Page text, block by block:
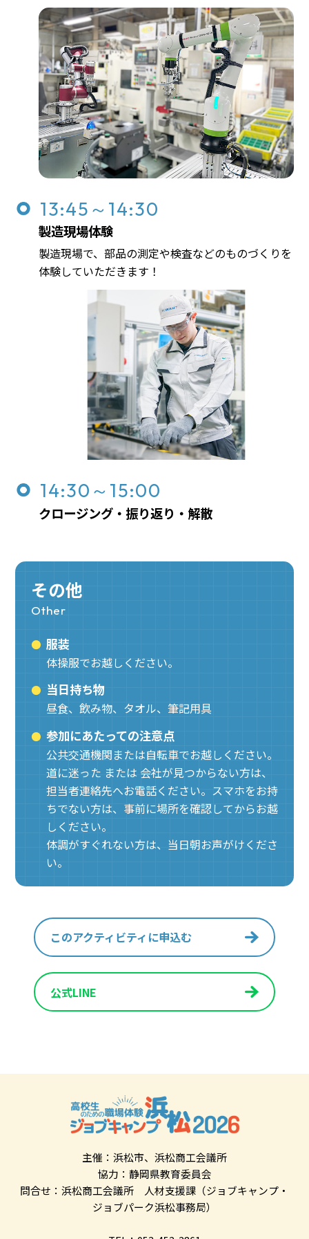
13:45～14:30
製造現場体験
製造現場で、部品の測定や検査などのものづくりを
体験していただきます！
14:30～15:00
クロージング・振り返り・解散
その他
Other
服装
体操服でお越しください。
当日持ち物
昼食、飲み物、タオル、筆記用具
参加にあたっての注意点
公共交通機関または自転車でお越しください。
道に迷った または 会社が見つからない方は、
担当者連絡先へお電話ください。スマホをお持
ちでない方は、事前に場所を確認してからお越
しください。
体調がすぐれない方は、当日朝お声がけくださ
い。
このアクティビティに申込む
公式LINE
主催：浜松市、浜松商工会議所
協力：静岡県教育委員会
問合せ：浜松商工会議所 人材支援課（ジョブキャンプ・
ジョブパーク浜松事務局）